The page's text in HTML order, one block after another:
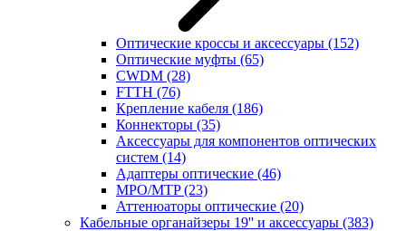
Оптические кроссы и аксессуары (152)
Оптические муфты (65)
CWDM (28)
FTTH (76)
Крепление кабеля (186)
Коннекторы (35)
Аксессуары для компонентов оптических
систем (14)
Адаптеры оптические (46)
MPO/MTP(23)
Аттенюаторы оптические (20)
Кабельные органайзеры 19'' и аксессуары (383)